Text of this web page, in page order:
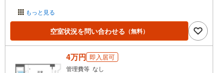
もっと見る
空室状況を問い合わせる （無料）
4万円 即入居可
管理費等 なし